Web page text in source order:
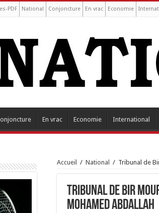
PDF National Conjoncture En vrac Economie
En vrac Economie International
Accueil / National / Tribunal de
Tribunal de Bir
Mohamed Abdallah